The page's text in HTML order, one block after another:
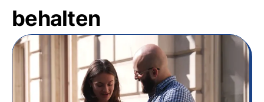
behalten